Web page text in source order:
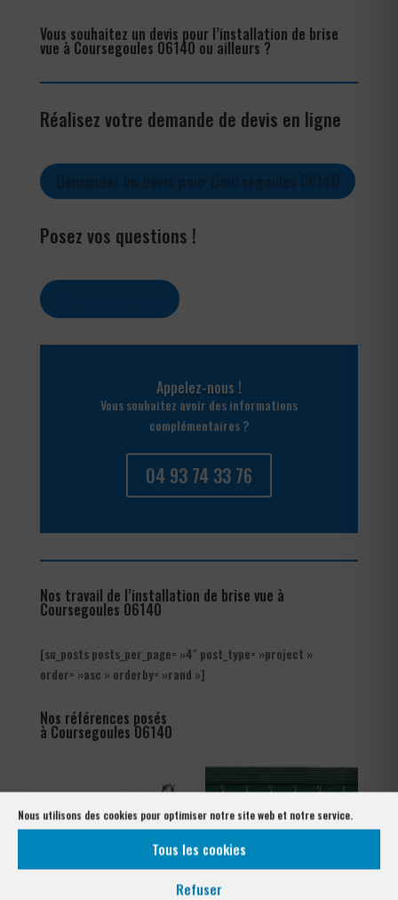
Nous utilisons des cookies pour optimiser notre site web et notre service.
Tous les cookies
Refuser
Vous souhaitez un devis pour l’installation de brise
vue à Coursegoules 06140 ou ailleurs ?
Réalisez votre demande de devis en ligne
Posez vos questions !
Appelez-nous !
Vous souhaitez avoir des informations
complémentaires ?
04 93 74 33 76
Nos travail de l’installation de brise vue à
Coursegoules 06140
[su_posts posts_per_page= »4″ post_type= »project »
order= »asc » orderby= »rand »]
Nos références posés
à Coursegoules 06140